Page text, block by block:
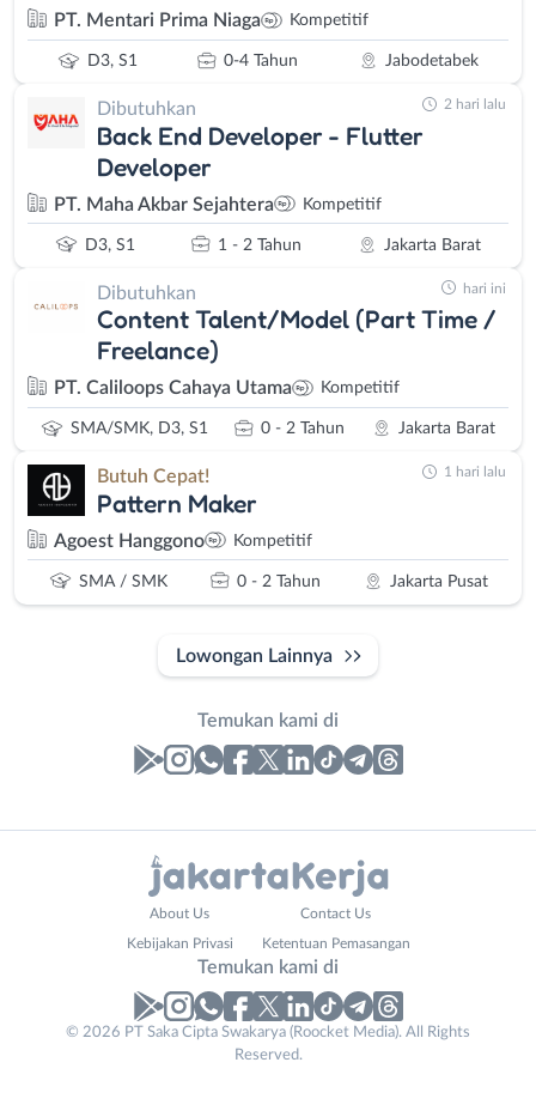
PT. Mentari Prima Niaga Kompetitif
D3, S1 0-4 Tahun Jabodetabek
Dibutuhkan
Back End Developer - Flutter
Developer
PT. Maha Akbar Sejahtera Kompetitif
D3, S1 1 - 2 Tahun Jakarta Barat
2 hari lalu
Dibutuhkan
Content Talent/Model (Part Time /
Freelance)
PT. Caliloops Cahaya Utama Kompetitif
SMA/SMK, D3, S1 0 - 2 Tahun Jakarta Barat
hari ini
Butuh Cepat!
Pattern Maker
Agoest Hanggono Kompetitif
SMA / SMK 0 - 2 Tahun Jakarta Pusat
1 hari lalu
Lowongan Lainnya
Temukan kami di
No. Telp /
About Us Contact Us
Kebijakan Privasi Ketentuan Pemasangan
Temukan kami di
© 2026 PT Saka Cipta Swakarya (Roocket Media). All Rights
Reserved.